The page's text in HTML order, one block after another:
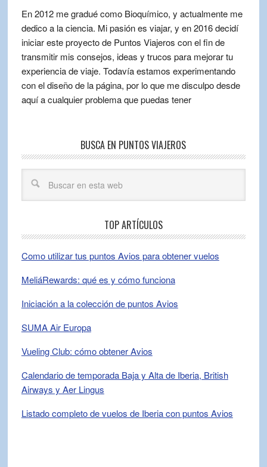
En 2012 me gradué como Bioquímico, y actualmente me
dedico a la ciencia. Mi pasión es viajar, y en 2016 decidí
iniciar este proyecto de Puntos Viajeros con el fin de
transmitir mis consejos, ideas y trucos para mejorar tu
experiencia de viaje. Todavía estamos experimentando
con el diseño de la página, por lo que me disculpo desde
aquí a cualquier problema que puedas tener
BUSCA EN PUNTOS VIAJEROS
TOP ARTÍCULOS
Como utilizar tus puntos Avios para obtener vuelos
MeliáRewards: qué es y cómo funciona
Iniciación a la colección de puntos Avios
SUMA Air Europa
Vueling Club: cómo obtener Avios
Calendario de temporada Baja y Alta de Iberia, British
Airways y Aer Lingus
Listado completo de vuelos de Iberia con puntos Avios